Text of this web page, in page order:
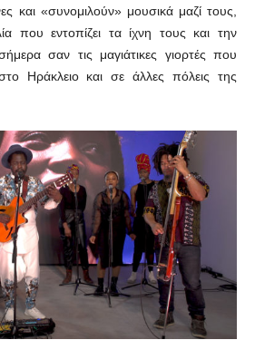
και «συνομιλούν» μουσικά μαζί τους,
που εντοπίζει τα ίχνη τους και την
σαν τις μαγιάτικες γιορτές που
Ηράκλειο και σε άλλες πόλεις της